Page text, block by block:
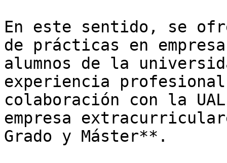
En este sentido, se
de prácticas en
alumnos de la
experiencia
colaboración con la
empresa
Grado y Máster**.